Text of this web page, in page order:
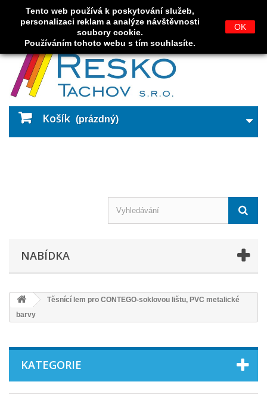
Košík (prázdný)
NABÍDKA
Těsnící lem pro CONTEGO-soklovou lištu, PVC metalické
barvy
KATEGORIE
Tento web používá k poskytování služeb,
personalizaci reklam a analýze návštěvnosti
soubory cookie.
Používáním tohoto webu s tím souhlasíte.
OK